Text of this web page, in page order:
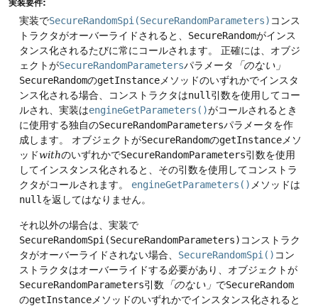
実装要件:
実装でSecureRandomSpi(SecureRandomParameters) コンス
トラクタがオーバーライドされると、 SecureRandomがインス
タンス化されるたびに常にコールされます。
正確には、オブジ
ェクトがSecureRandomParametersパラメータ
「のない」
SecureRandomのgetInstanceメソッドのいずれかでインスタ
ンス化される場合、コンストラクタはnull引数を使用してコー
ルされ、実装はengineGetParameters()がコールされるとき
に使用する独自のSecureRandomParametersパラメータを作
成します。
オブジェクトがSecureRandomのgetInstanceメソ
ッドwithのいずれかでSecureRandomParameters引数を使用
してインスタンス化されると、その引数を使用してコンストラ
クタがコールされます。
engineGetParameters() メソッドは
nullを返してはなりません。
それ以外の場合は、実装で
SecureRandomSpi(SecureRandomParameters) コンストラク
タがオーバーライドされない場合、 SecureRandomSpi() コン
ストラクタはオーバーライドする必要があり、オブジェクトが
SecureRandomParameters引数 「のない」 でSecureRandom
のgetInstance メソッドのいずれかでインスタンス化されると